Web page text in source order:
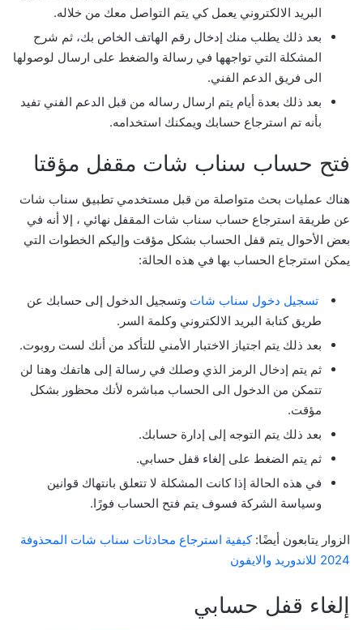
البريد الالكتروني يعمل كي يتم التواصل معك من خلاله.
بعد ذلك يطلب منك إدخال رقم الهاتف الخاص بك، ثم شرح
المشكلة التي تواجهها في رسالة والضغط على ارسال لوصولها
الى فريق الدعم الفني.
بعد ذلك بعدة أيام يتم ارسال رساله من قبل الدعم الفني تفيد
بأنه تم استرجاع حسابك ويمكنك استخدامه.
فتح حساب سناب شات مقفل مؤقتا
هناك عمليات بحث متواصلة من قبل مستخدمي تطبيق سناب شات
عن طريقة استرجاع حساب سناب شات المقفل نهائي ، إلا أنه في
بعض الأحوال يتم قفل الحساب بشكل مؤقت وإليكم الخطوات التي
يمكن استرجاع الحساب بها في هذه الحالة:
تسجيل دخول سناب شات وتسجيل الدخول إلى حسابك عن
طريق كتابة البريد الالكتروني وكلمة السر.
بعد ذلك يتم اجتياز الاختبار الأمني للتأكد من أنك لست روبوت.
ثم يتم إدخال الرمز الذي وصلك في رسالة إلى هاتفك وهنا لن
تتمكن من الدخول الى الحساب مباشره لأنك محظور بشكل
مؤقت.
بعد ذلك يتم التوجه إلى إدارة حسابك.
ثم يتم الضغط على إلغاء قفل حسابي.
في هذه الحالة إذا كانت المشكلة لا تتعلق بانتهاك قوانين
وسياسة الشركة فسوف يتم فتح الحساب فورًا.
الزوار يتابعون أيضًا:كيفية استرجاع محادثات سناب شات المحذوفة
2024 للاندوريد والايفون
إلغاء قفل حسابي